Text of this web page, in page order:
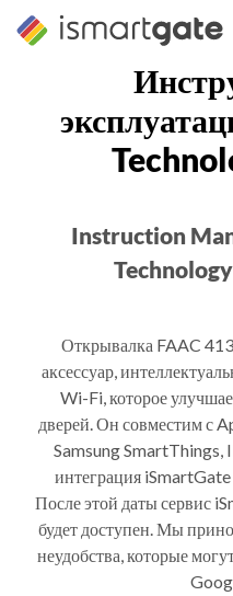
Перейти
Instruction
Открывалка FAAC
аксессуар,
Wi-Fi, которое
дверей. Он совместим с
Samsung SmartThings,
интеграция
После этой даты сервис
будет доступен. Мы
неудобства, которые